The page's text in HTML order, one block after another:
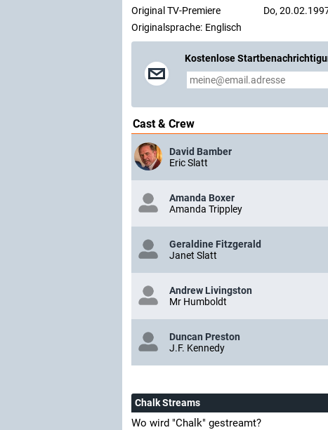
Original TV-Premiere
Do,
Originalsprache: Englisch
Kostenlose
Cast & Crew
David Bamber
Eric Slatt
Amanda Boxer
Amanda Trippley
Geraldine Fitzgerald
Janet Slatt
Andrew Livingston
Mr Humboldt
Duncan Preston
J.F. Kennedy
Chalk Streams
Wo wird "Chalk" gestreamt?